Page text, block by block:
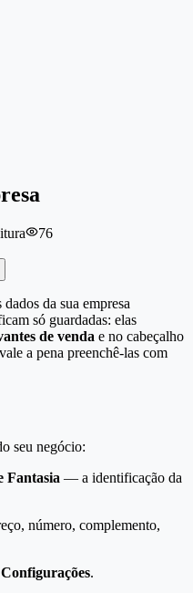
76
da sua empresa
só guardadas: elas
de venda e no cabeçalho
a pena preenchê-las com
seu negócio:
Fantasia — a identificação da
número, complemento,
.